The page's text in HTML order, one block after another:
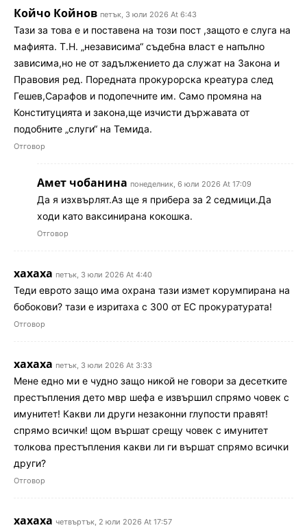
Койчо Койнов петък, 3 юли 2026 At 6:43
Тази за това е и поставена на този пост ,защото е слуга на
мафията. Т.Н. „независима“ съдебна власт е напълно
зависима,но не от задължението да служат на Закона и
Правовия ред. Поредната прокурорска креатура след
Гешев,Сарафов и подопечните им. Само промяна на
Конституцията и закона,ще изчисти държавата от
подобните „слуги“ на Темида.
Отговор
Амет чобанина понеделник, 6 юли 2026 At 17:09
Да я изхвърлят.Аз ще я прибера за 2 седмици.Да
ходи като ваксинирана кокошка.
Отговор
хахаха петък, 3 юли 2026 At 4:40
Теди еврото защо има охрана тази измет корумпирана на
бобокови? тази е изритаха с 300 от ЕС прокуратурата!
Отговор
хахаха петък, 3 юли 2026 At 3:33
Мене едно ми е чудно защо никой не говори за десетките
престъпления дето мвр шефа е извършил спрямо човек с
имунитет! Какви ли други незаконни глупости правят!
спрямо всички! щом вършат срещу човек с имунитет
толкова престъпления какви ли ги вършат спрямо всички
други?
Отговор
хахаха четвъртък, 2 юли 2026 At 17:57